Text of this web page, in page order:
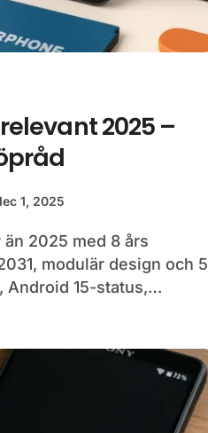
2025 –
1, 2025
modulär design och 5
Android 15-status,…